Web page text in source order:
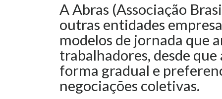
A Abras (Associação
outras entidades
modelos de jornada que
trabalhadores, desde
forma gradual e
negociações coletivas.